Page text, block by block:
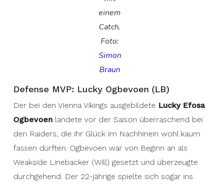
einem
Catch.
Foto:
Simon
Braun
Defense MVP: Lucky Ogbevoen (LB)
Der bei den Vienna Vikings ausgebildete Lucky Efosa
Ogbevoenlandete vor der Saison überraschend bei
den Raiders, die ihr Glück im Nachhinein wohl kaum
fassen dürften. Ogbevoen war von Beginn an als
Weakside Linebacker (Will) gesetzt und überzeugte
durchgehend. Der 22-jährige spielte sich sogar ins